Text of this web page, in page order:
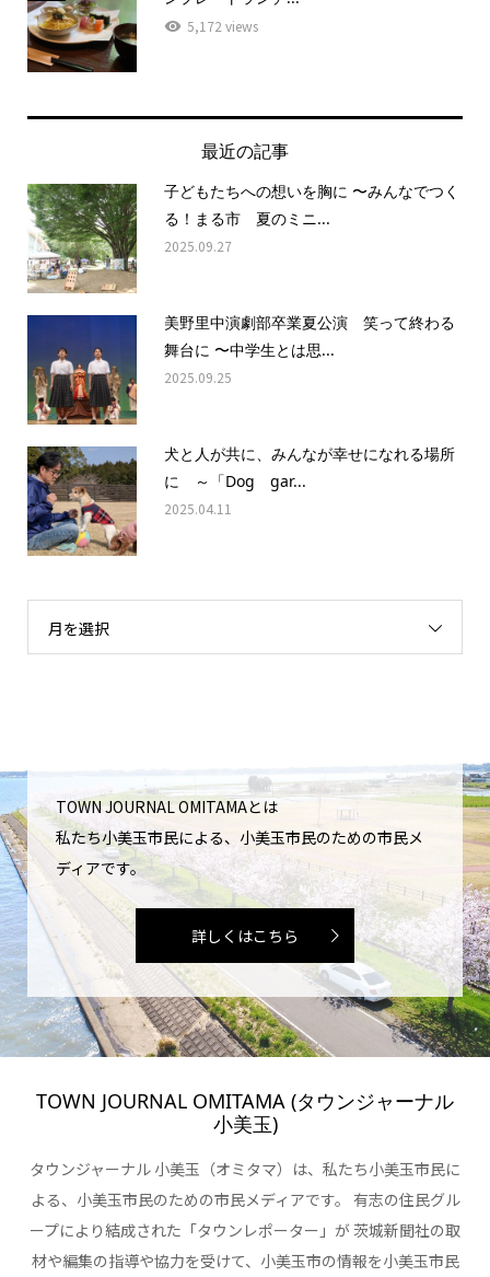
5,172 views
最近の記事
子どもたちへの想いを胸に 〜みんなでつく
る！まる市 夏のミニ...
2025.09.27
美野里中演劇部卒業夏公演 笑って終わる
舞台に 〜中学生とは思...
2025.09.25
犬と人が共に、みんなが幸せになれる場所
に ～「Dog gar...
2025.04.11
月を選択
TOWN JOURNAL OMITAMAとは
私たち小美玉市民による、小美玉市民のための市民メ
ディアです。
詳しくはこちら
TOWN JOURNAL OMITAMA (タウンジャーナル
小美玉)
タウンジャーナル 小美玉（オミタマ）は、私たち小美玉市民に
よる、小美玉市民のための市民メディアです。 有志の住民グル
ープにより結成された「タウンレポーター」が 茨城新聞社の取
材や編集の指導や協力を受けて、小美玉市の情報を小美玉市民